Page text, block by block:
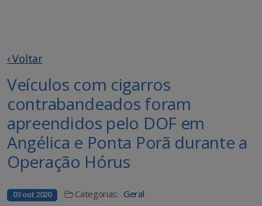
‹ Voltar
Veículos com cigarros
contrabandeados foram
apreendidos pelo DOF em
Angélica e Ponta Porã durante a
Operação Hórus
03 out 2020 Categorias: Geral